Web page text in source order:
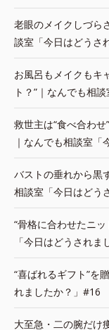
老眼のメイクしづら
談室「今日はどうさ
お風呂もメイクもキ
ト？”｜なんでも相
救世主は“食べ合わ
｜なんでも相談室
バストの垂れから黒
相談室「今日はどう
“骨格に合わせたニ
「今日はどうされ
“喜ばれるギフト”を
れましたか？」#16
大至急・二の腕だけ